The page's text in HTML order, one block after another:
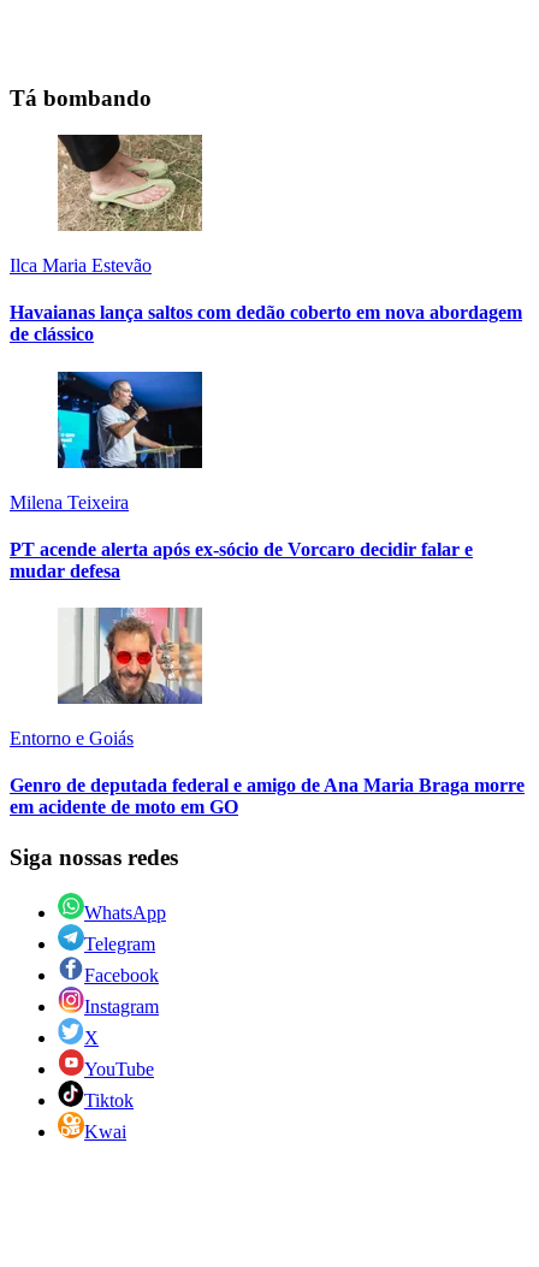
Tá bombando
Ilca Maria Estevão
Havaianas lança saltos com dedão coberto em nova abordagem
de clássico
Milena Teixeira
PT acende alerta após ex-sócio de Vorcaro decidir falar e
mudar defesa
Entorno e Goiás
Genro de deputada federal e amigo de Ana Maria Braga morre
em acidente de moto em GO
Siga nossas redes
WhatsApp
Telegram
Facebook
Instagram
X
YouTube
Tiktok
Kwai